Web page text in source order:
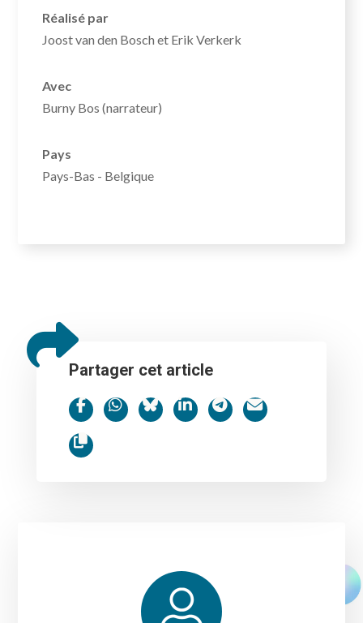
Réalisé par
Joost van den Bosch et Erik Verkerk
Avec
Burny Bos (narrateur)
Pays
Pays-Bas - Belgique
Partager cet article